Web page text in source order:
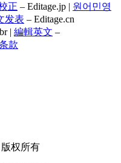
正 – Editage.jp | 원어민영
发表 – Editage.cn
| 編輯英文 –
款
版权所有